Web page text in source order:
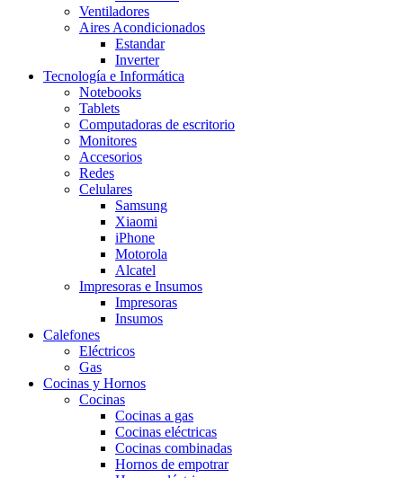
Ventiladores
Aires Acondicionados
Estandar
Inverter
Tecnología e Informática
Notebooks
Tablets
Computadoras de escritorio
Monitores
Accesorios
Redes
Celulares
Samsung
Xiaomi
iPhone
Motorola
Alcatel
Impresoras e Insumos
Impresoras
Insumos
Calefones
Eléctricos
Gas
Cocinas y Hornos
Cocinas
Cocinas a gas
Cocinas eléctricas
Cocinas combinadas
Hornos de empotrar